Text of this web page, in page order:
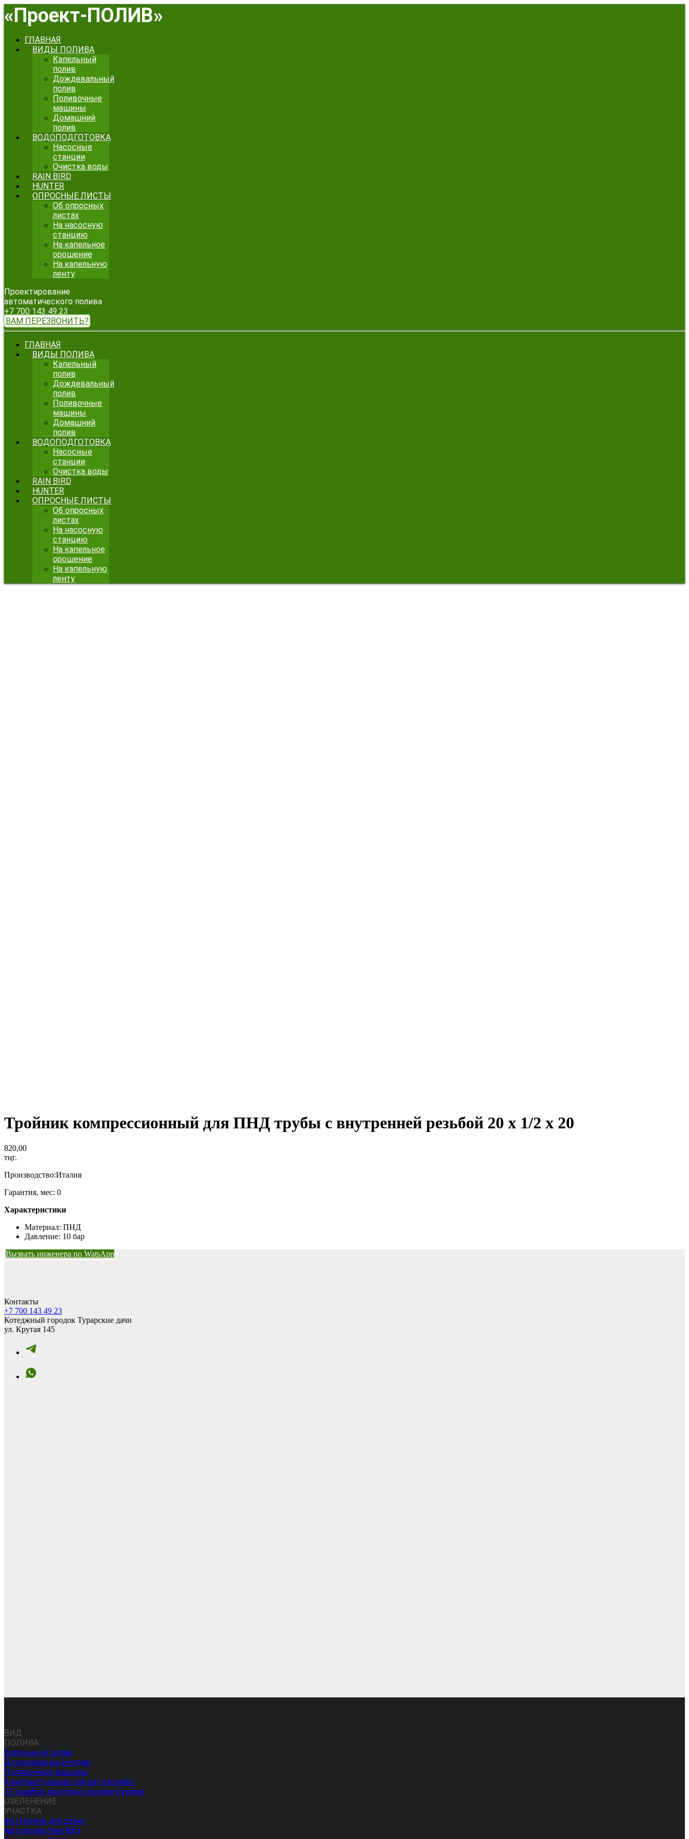
«Проект-ПОЛИВ»
ГЛАВНАЯ
ВИДЫ ПОЛИВА
Капельный
полив
Дождевальный
полив
Поливочные
машины
Домашний
полив
ВОДОПОДГОТОВКА
Насосные
станции
Очистка воды
RAIN BIRD
HUNTER
ОПРОСНЫЕ ЛИСТЫ
Об опросных
листах
На насосную
станцию
На капельное
орошение
На капельную
ленту
Проектирование
автоматического полива
+7 700 143 49 23
ВАМ ПЕРЕЗВОНИТЬ?
ГЛАВНАЯ
ВИДЫ ПОЛИВА
Капельный
полив
Дождевальный
полив
Поливочные
машины
Домашний
полив
ВОДОПОДГОТОВКА
Насосные
станции
Очистка воды
RAIN BIRD
HUNTER
ОПРОСНЫЕ ЛИСТЫ
Об опросных
листах
На насосную
станцию
На капельное
орошение
На капельную
ленту
Тройник компрессионный для ПНД трубы с внутренней резьбой 20 х 1/2 х 20
820,00
тңг.
Производство:Италия
Гарантия, мес: 0
Характеристики
Материал: ПНД
Давление: 10 бар
Вызвать инженера по WatsApp
Контакты
+7 700 143 49 23
Котеджный городок Турарские дачи
ул. Крутая 145
ВИД
ПОЛИВА
Капельный полив
Дождевальный полив
Поливочные машины
Комплектующие для автополива
13 ошибок монтажа своими руками
ОЗЕЛЕНЕНИЕ
УЧАСТКА
Автополив для дома
Автополив Rain Bird